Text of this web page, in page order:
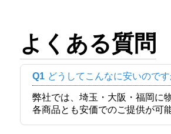
よくある質問
Q1 どうしてこんなに安いのです
弊社では、埼玉・大阪・福岡に
各商品とも安価でのご提供が可